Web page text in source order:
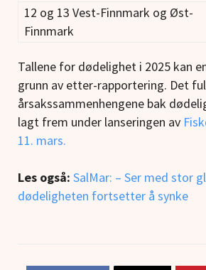
12 og 13 Vest-Finnmark og Øst-
Finnmark
Tallene for dødelighet i 2025 kan
grunn av etter-rapportering. Det
årsakssammenhengene bak
lagt frem under lanseringen av
11. mars.
Les også: SalMar: – Ser med stor
dødeligheten fortsetter å synke